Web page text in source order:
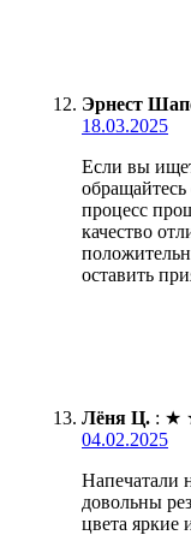
Эрнест
18.03.2025
Если вы
обращайтесь
процесс
качество
оставить
Лёня Ц. : ★
04.02.2025
Напечатали
довольны
цвета яркие